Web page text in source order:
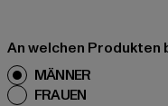
An welchen
MÄNNER
FRAUEN